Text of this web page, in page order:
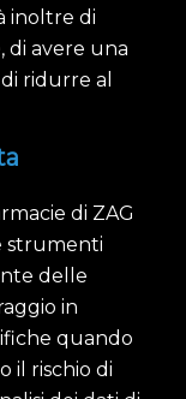
inoltre di
di avere una
ridurre al
di ZAG
strumenti
delle
in
quando
il rischio di